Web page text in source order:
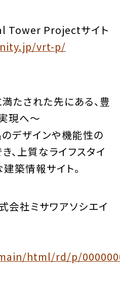
Projectサイト
vrt-p/
たされた先にある、豊
現へ～
デザインや機能性の
、上質なライフスタイ
築情報サイト。
会社ミサワアソシエイ
html/rd/p/